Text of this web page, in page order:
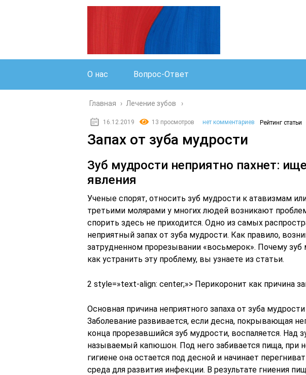
О нас Вопрос-Ответ
Главная › Лечение зубов
16.12.2019 13 просмотров нет комментариев Рейтинг статьи
Запах от зуба мудрости
Зуб мудрости неприятно пахнет:
явления
Ученые спорят, относить зуб мудрости к атавизмам
третьими молярами у многих людей возникают
спорить здесь не приходится. Одно из самых
неприятный запах от зуба мудрости. Как правило,
затрудненном прорезывании «восьмерок». Почему зуб
как устранить эту проблему, вы узнаете из статьи.
2 style=»text-align: center;»> Перикоронит как причина
Основная причина неприятного запаха от зуба
Заболевание развивается, если десна, покрывающая
конца прорезавшийся зуб мудрости, воспаляется. Над
называемый капюшон. Под него забивается пища, при
гигиене она остается под десной и начинает
среда для развития инфекции. В результате гниения